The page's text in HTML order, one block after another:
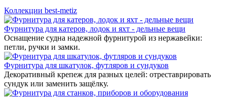
Коллекции best-metiz
Фурнитура для катеров, лодок и яхт - дельные вещи
Оснащение судна надежной фурнитурой из нержавейки:
петли, ручки и замки.
Фурнитура для шкатулок, футляров и сундуков
Декоративный крепеж для разных целей: отреставрировать
сундук или заменить защёлку.